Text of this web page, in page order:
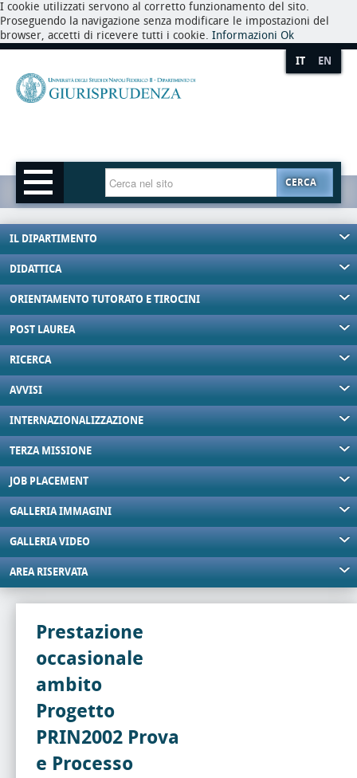
I cookie utilizzati servono al corretto funzionamento del sito.
Proseguendo la navigazione senza modificare le impostazioni del
browser, accetti di ricevere tutti i cookie. Informazioni Ok
IT EN
CERCA
IL DIPARTIMENTO
DIDATTICA
ORIENTAMENTO TUTORATO E TIROCINI
POST LAUREA
RICERCA
AVVISI
INTERNAZIONALIZZAZIONE
TERZA MISSIONE
JOB PLACEMENT
GALLERIA IMMAGINI
GALLERIA VIDEO
AREA RISERVATA
Prestazione
occasionale
ambito
Progetto
PRIN2002 Prova
e Processo